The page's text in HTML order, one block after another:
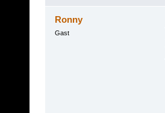
Ronny
Gast